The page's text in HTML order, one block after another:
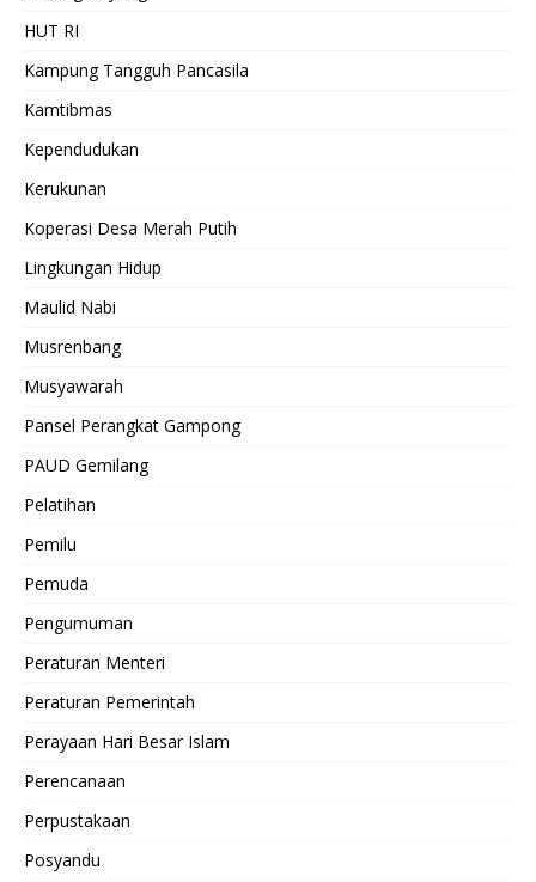
HUT RI
Kampung Tangguh Pancasila
Kamtibmas
Kependudukan
Kerukunan
Koperasi Desa Merah Putih
Lingkungan Hidup
Maulid Nabi
Musrenbang
Musyawarah
Pansel Perangkat Gampong
PAUD Gemilang
Pelatihan
Pemilu
Pemuda
Pengumuman
Peraturan Menteri
Peraturan Pemerintah
Perayaan Hari Besar Islam
Perencanaan
Perpustakaan
Posyandu